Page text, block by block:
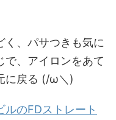
く、パサつきも気に
で、アイロンをあて
に戻る (/ω＼)
ルのFDストレート